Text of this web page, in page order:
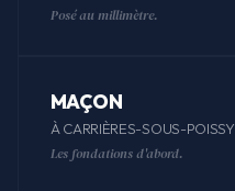
Posé au millimètre.
MAÇON
À CARRIÈRES-SOUS-POISSY
Les fondations d'abord.